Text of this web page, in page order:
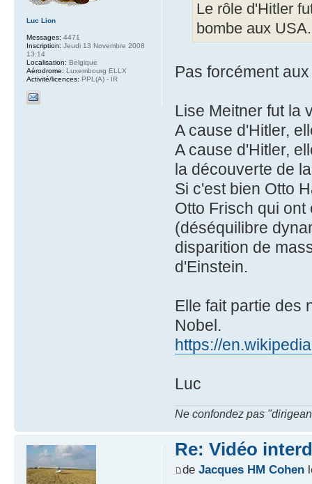
Le rôle d'Hitler
bombe aux USA.
Pas forcément
Lise Meitner fut la
A cause d'Hitler,
A cause d'Hitler,
la découverte de
Si c'est bien Otto
Otto Frisch qui
(déséquilibre
disparition de
d'Einstein.
Elle fait partie des
Nobel.
https://
Luc
Ne confondez pas
Luc Lion
Messages: 4471
Inscription: Jeudi 13 Novembre 2008
13:14
Localisation: Belgique
Aérodrome: Luxembourg ELLX
Activité/licences: PPL(A) - IR
Re: Vidéo
de Jacques HM Cohen